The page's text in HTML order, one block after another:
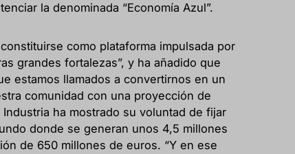
la denominada “Economía Azul”.
como plataforma impulsada por
grandes fortalezas”, y ha añadido que
estamos llamados a convertirnos en un
comunidad con una proyección de
ha mostrado su voluntad de fijar
donde se generan unos 4,5 millones
de 650 millones de euros. “Y en ese